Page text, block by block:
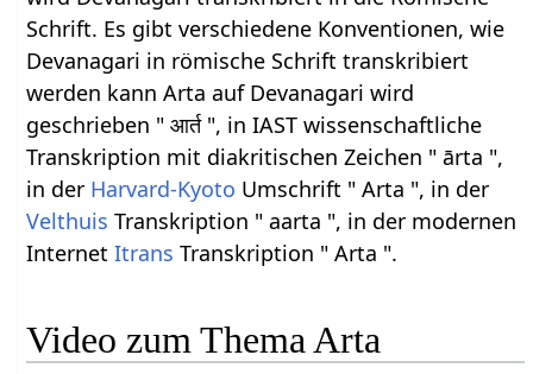
Schrift. Es gibt verschiedene Konventionen, wie
Devanagari in römische Schrift transkribiert
werden kann Arta auf Devanagari wird
geschrieben " आर्त ", in IAST wissenschaftliche
Transkription mit diakritischen Zeichen " ārta ",
in der Harvard-Kyoto Umschrift " Arta ", in der
Velthuis Transkription " aarta ", in der modernen
InternetItrans Transkription " Arta ".
Video zum Thema Arta